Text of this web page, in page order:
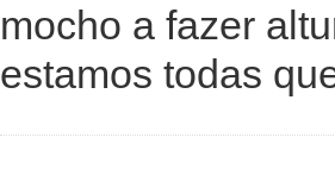
mocho a fazer
estamos todas